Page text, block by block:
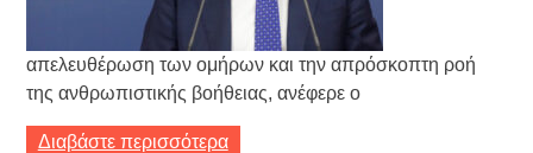
απελευθέρωση των ομήρων και την απρόσκοπτη ροή
της ανθρωπιστικής βοήθειας, ανέφερε ο
Διαβάστε περισσότερα